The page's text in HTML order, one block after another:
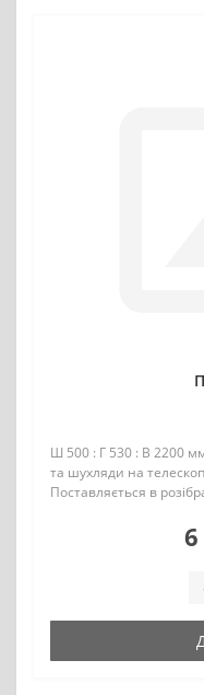
Ш 500 : Г 530 : В 2200
та шухляди на
Поставляється в